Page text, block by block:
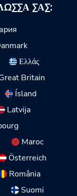
ΣΑΣ:
Ελλάς
Britain
Ísland
Latvija
Maroc
Österreich
România
Suomi